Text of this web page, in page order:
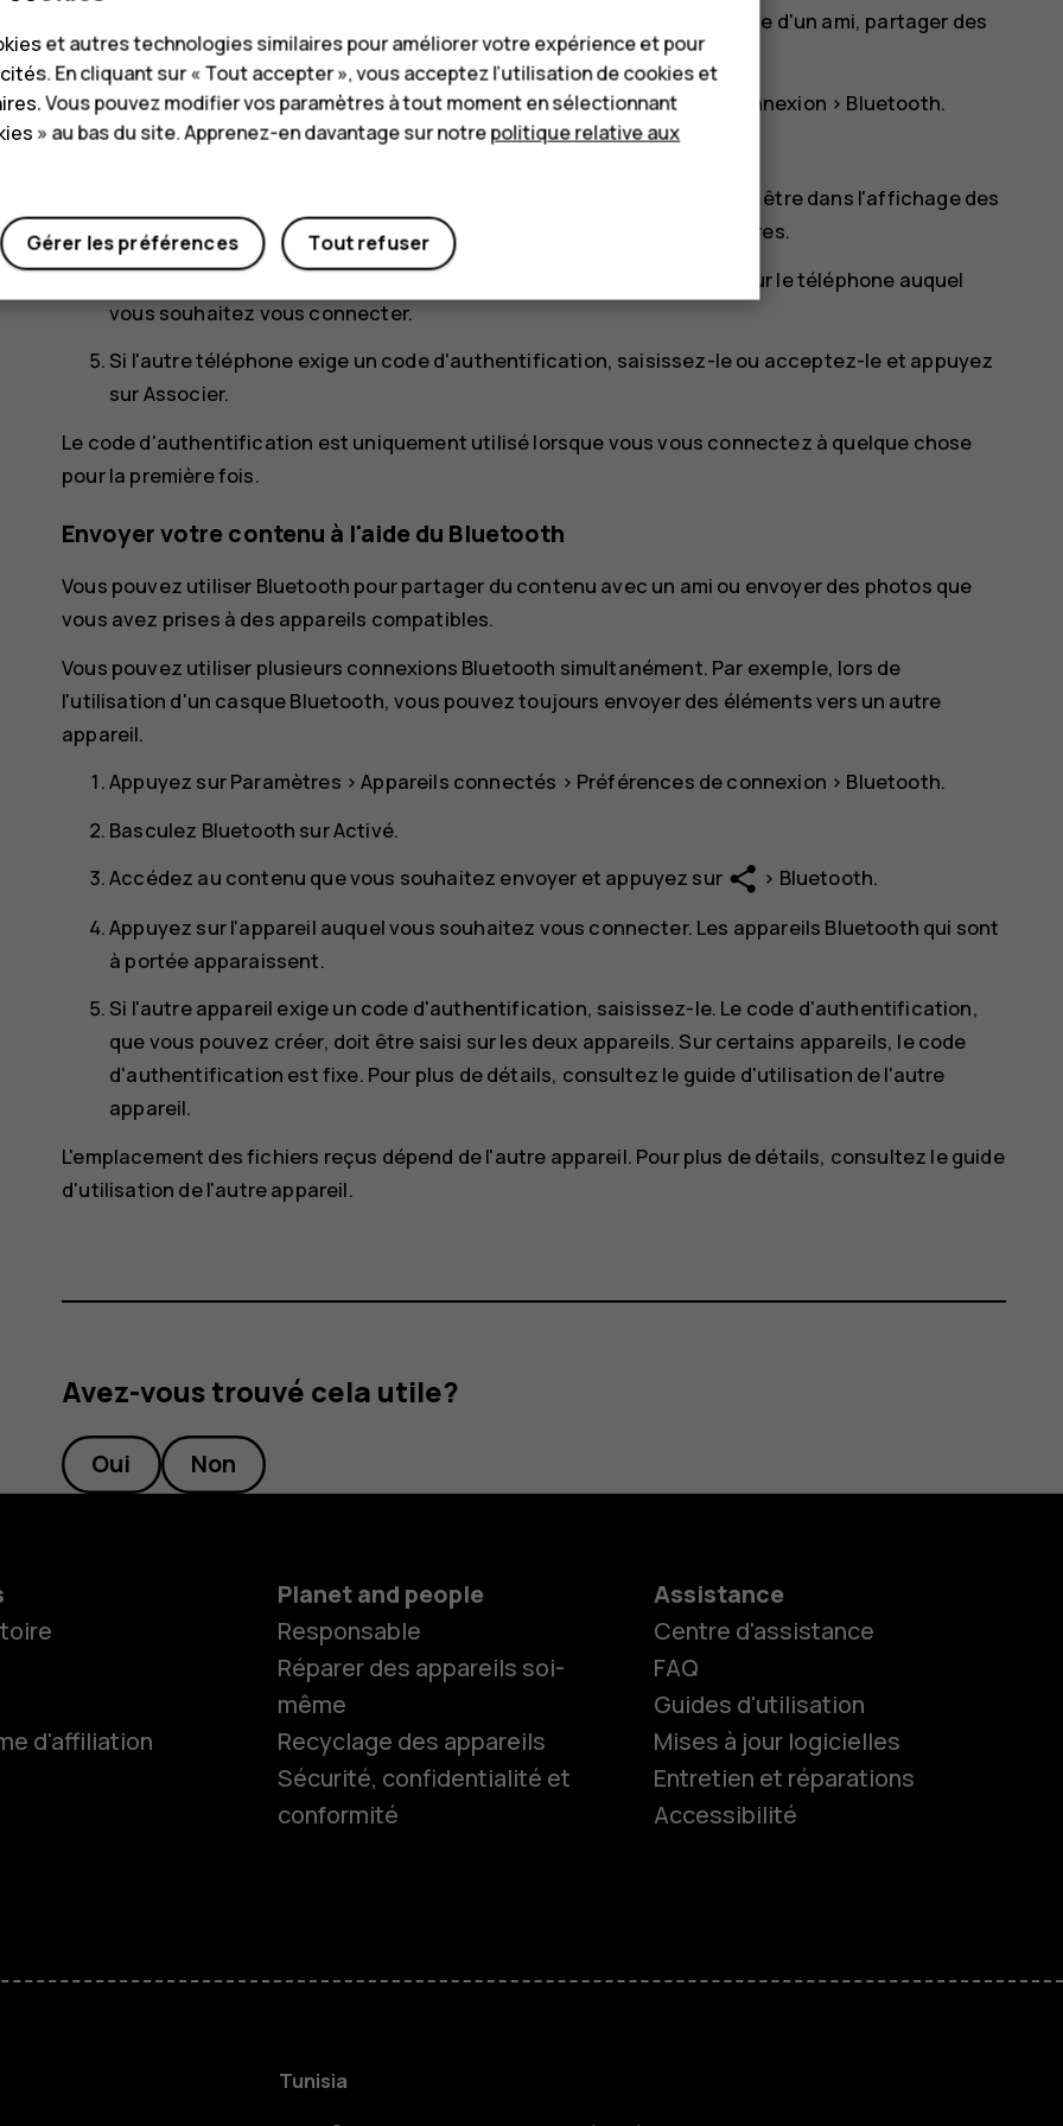
Smartphones
Pour les entreprises
Vous pouvez utiliser le Bluetooth pour vous connecter sans fil au téléphone d'un ami, partager des
photos, etc.
Appuyez surParamètres>Appareils connectés>Préférences de connexion > Bluetooth.
Veillez à ce que Bluetooth soit activé sur les deux téléphones.
Assurez-vous que les téléphones sont visibles entre eux. Vous devez être dans l'affichage des
paramètres Bluetooth pour que votre téléphone soit visible par d'autres.
Les téléphones Bluetooth qui sont à portée apparaissent. Appuyez sur le téléphone auquel
vous souhaitez vous connecter.
Si l'autre téléphone exige un code d'authentification, saisissez-le ou acceptez-le et appuyez
surAssocier.
Le code d'authentification est uniquement utilisé lorsque vous vous connectez à quelque chose
pour la première fois.
Envoyer votre contenu à l'aide du Bluetooth
Vous pouvez utiliser Bluetooth pour partager du contenu avec un ami ou envoyer des photos que
vous avez prises à des appareils compatibles.
Vous pouvez utiliser plusieurs connexions Bluetooth simultanément. Par exemple, lors de
l'utilisation d'un casque Bluetooth, vous pouvez toujours envoyer des éléments vers un autre
appareil.
Appuyez surParamètres >Appareils connectés > Préférences de connexion > Bluetooth.
Basculez Bluetooth surActivé.
Accédez au contenu que vous souhaitez envoyer et appuyez sur share > Bluetooth.
Appuyez sur l'appareil auquel vous souhaitez vous connecter. Les appareils Bluetooth qui sont
à portée apparaissent.
Si l'autre appareil exige un code d'authentification, saisissez-le. Le code d'authentification,
que vous pouvez créer, doit être saisi sur les deux appareils. Sur certains appareils, le code
d'authentification est fixe. Pour plus de détails, consultez le guide d'utilisation de l'autre
appareil.
L'emplacement des fichiers reçus dépend de l'autre appareil. Pour plus de détails, consultez le guide
d'utilisation de l'autre appareil.
Avez-vous trouvé cela utile?
Oui Non
d'affiliation
Planet and people
Responsable
Réparer des appareils soi-
même
Recyclage des appareils
Sécurité, confidentialité et
conformité
Assistance
Centre d'assistance
FAQ
Guides d'utilisation
Mises à jour logicielles
Entretien et réparations
Accessibilité
Tunisia
et autres technologies similaires pour améliorer votre expérience et pour
En cliquant sur « Tout accepter », vous acceptez l’utilisation de cookies et
Vous pouvez modifier vos paramètres à tout moment en sélectionnant
» au bas du site. Apprenez-en davantage sur notrepolitique relative aux
Tout refuser
Gérer les préférences